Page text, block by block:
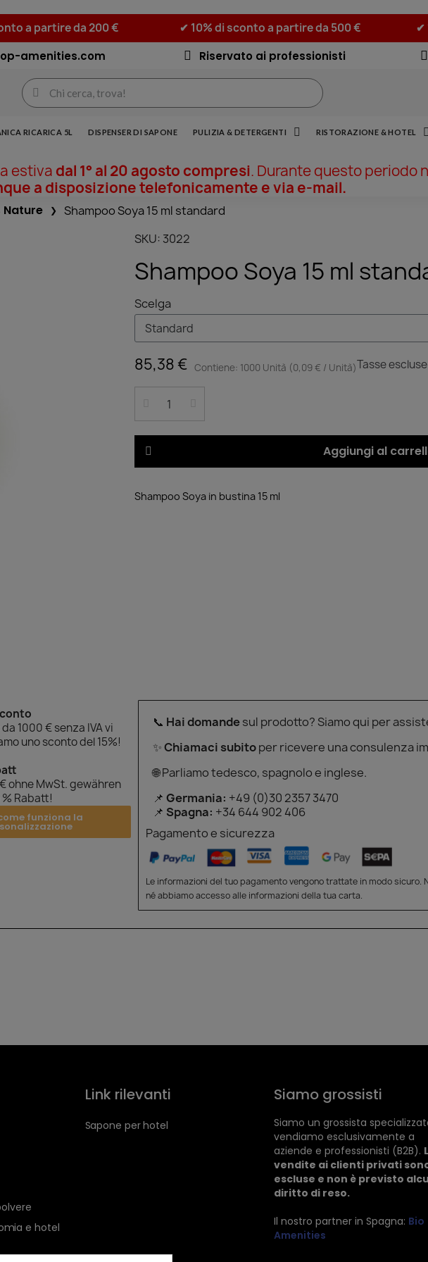
a partire da 200 € ✔ 10% di sconto a partire da 500 €
✔
amenities.com Riservato ai professionisti
RICARICA 5L DISPENSER DI SAPONE PULIZIA & DETERGENTI RISTORAZIONE & HOTEL
estiva dal 1° al 20 agosto compresi. Durante questo periodo
a disposizione telefonicamente e via e-mail.
Nature
Shampoo Soya 15 ml standard
SKU 3022
Shampoo Soya 15 ml
Scelga
85,38 € Contiene: 1000 Unità (0,09 € / Unità)Tasse escluse
Aggiungi al
Shampoo Soya in bustina 15 ml
1000 € senza IVA vi
uno sconto del 15%!
ohne MwSt. gewähren
Rabatt!
funziona la
📞 Hai domandesul prodotto? Siamo qui per
✨Chiamaci subitoper ricevere una consulenza
🌐 Parliamo tedesco, spagnolo e inglese.
📌 Germania: +49 (0)30 2357 3470
📌 Spagna: +34 644 902 406
Pagamento e sicurezza
Le informazioni del tuo pagamento vengono trattate in modo
né abbiamo accesso alle informazioni della tua carta.
e hotel
Link rilevanti
Sapone per hotel
Siamo grossisti
Siamo un grossista
vendiamo esclusivamente a
aziende e professionisti (B2B).
vendite ai clienti privati
escluse e non è previsto
diritto di reso.
Il nostro partner in Spagna: Bio
Amenities